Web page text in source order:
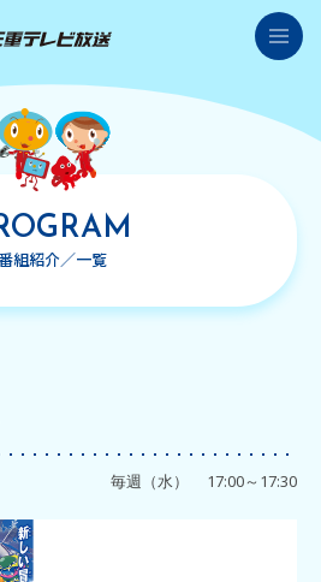
組紹介／一覧
毎週（水） 17:00～17:30